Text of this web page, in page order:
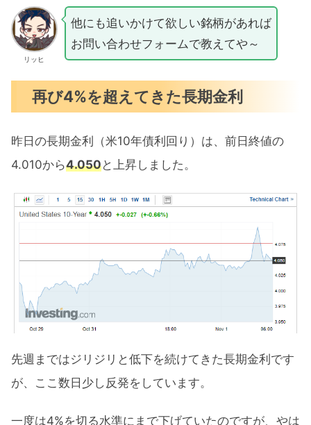
リッヒ
他にも追いかけて欲しい銘柄があれば
お問い合わせフォームで教えてや～
再び4%を超えてきた長期金利
昨日の長期金利（米10年債利回り）は、前日終値の
4.010から4.050と上昇しました。
先週まではジリジリと低下を続けてきた長期金利です
が、ここ数日少し反発をしています。
一度は4%を切る水準にまで下げていたのですが、やは